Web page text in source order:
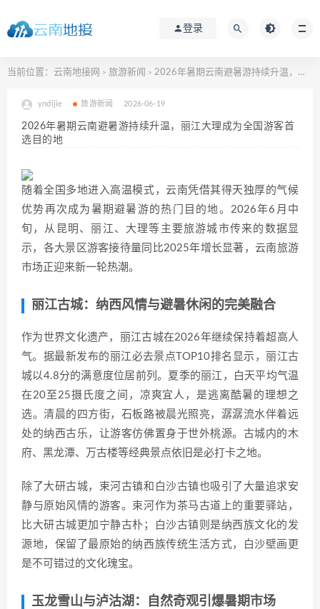
登录
当前位置： 云南地接网 > 旅游新闻 > 2026年暑期云南避暑游持续升温，丽江大理成为全国游客首选目的地
yndijie 旅游新闻 2026-06-19
2026年暑期云南避暑游持续升温，丽江大理成为全国游客首
选目的地
随着全国多地进入高温模式，云南凭借其得天独厚的气候
优势再次成为暑期避暑游的热门目的地。2026年6月中
旬，从昆明、丽江、大理等主要旅游城市传来的数据显
示，各大景区游客接待量同比2025年增长显著，云南旅游
市场正迎来新一轮热潮。
丽江古城：纳西风情与避暑休闲的完美融合
作为世界文化遗产，丽江古城在2026年继续保持着超高人
气。据最新发布的丽江必去景点TOP10排名显示，丽江古
城以4.8分的满意度位居前列。夏季的丽江，白天平均气温
在20至25摄氏度之间，凉爽宜人，是逃离酷暑的理想之
选。清晨的四方街，石板路被晨光照亮，潺潺流水伴着远
处的纳西古乐，让游客仿佛置身于世外桃源。古城内的木
府、黑龙潭、万古楼等经典景点依旧是必打卡之地。
除了大研古城，束河古镇和白沙古镇也吸引了大量追求安
静与原始风情的游客。束河作为茶马古道上的重要驿站，
比大研古城更加宁静古朴；白沙古镇则是纳西族文化的发
源地，保留了最原始的纳西族传统生活方式，白沙壁画更
是不可错过的文化瑰宝。
玉龙雪山与泸沽湖：自然奇观引爆暑期市场